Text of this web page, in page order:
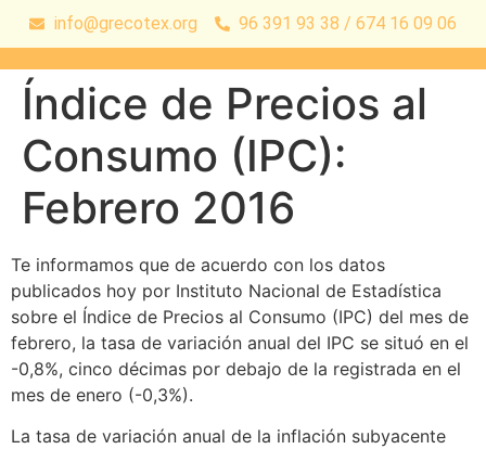
info@grecotex.org 96 391 93 38 / 674 16 09 06
Índice de Precios al
Consumo (IPC):
Febrero 2016
Te informamos que de acuerdo con los datos
publicados hoy por Instituto Nacional de Estadística
sobre el Índice de Precios al Consumo (IPC) del mes de
febrero, la tasa de variación anual del IPC se situó en el
-0,8%, cinco décimas por debajo de la registrada en el
mes de enero (-0,3%).
La tasa de variación anual de la inflación subyacente